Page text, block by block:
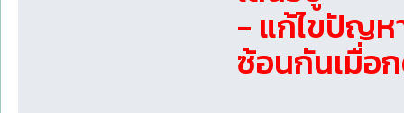
- แก้ไขปัญห
ซ้อนกันเมื่อ